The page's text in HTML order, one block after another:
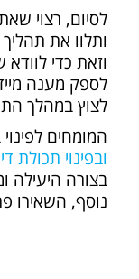
לסיום, רצוי
ותלוו את
וזאת כדי
לספק מענה
לצוץ במהלך
המומחים לפינוי
ובפינוי תכולת
בצורה היעילה
נוסף, השאירו